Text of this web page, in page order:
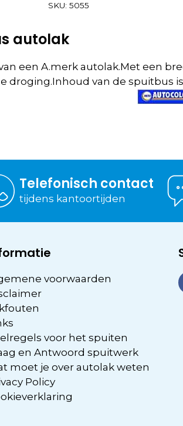
SKU: 5055
autolak
een A.merk autolak.Met een
droging.Inhoud van de spuitbus
Telefonisch contact
tijdens kantoortijden
voorwaarden
voor het spuiten
en Antwoord spuitwerk
moet je over autolak weten
Policy